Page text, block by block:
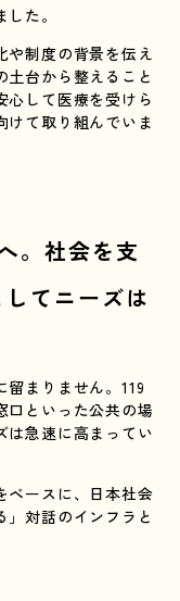
た。
や制度の背景を伝え
土台から整えること
心して医療を受けら
けて取り組んでいま
。社会を支
てニーズは
まりません。119
口といった公共の場
は急速に高まってい
ベースに、日本社会
」対話のインフラと